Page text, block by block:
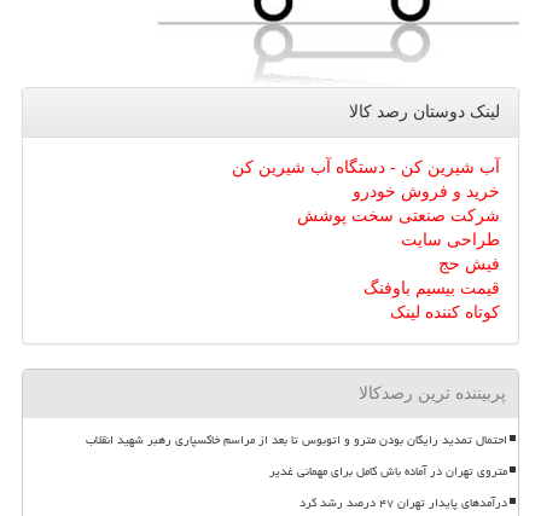
لینک دوستان رصد كالا
آب شیرین کن - دستگاه آب شیرین کن
خرید و فروش خودرو
شرکت صنعتی سخت پوشش
طراحی سایت
فیش حج
قیمت بیسیم باوفنگ
کوتاه کننده لینک
پربیننده ترین رصدکالا
احتمال تمدید رایگان بودن مترو و اتوبوس تا بعد از مراسم خاکسپاری رهبر شهید انقلاب
متروی تهران در آماده باش کامل برای مهمانی غدیر
درآمدهای پایدار تهران ۴۷ درصد رشد کرد